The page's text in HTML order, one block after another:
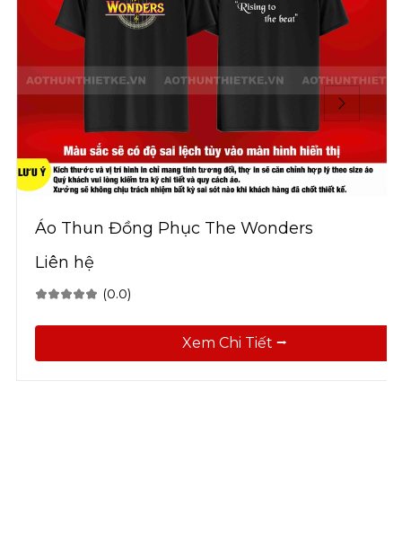
Áo Thun Đồng Phục The Wonders
Liên hệ
(0.0)
Xem Chi Tiết ⭢